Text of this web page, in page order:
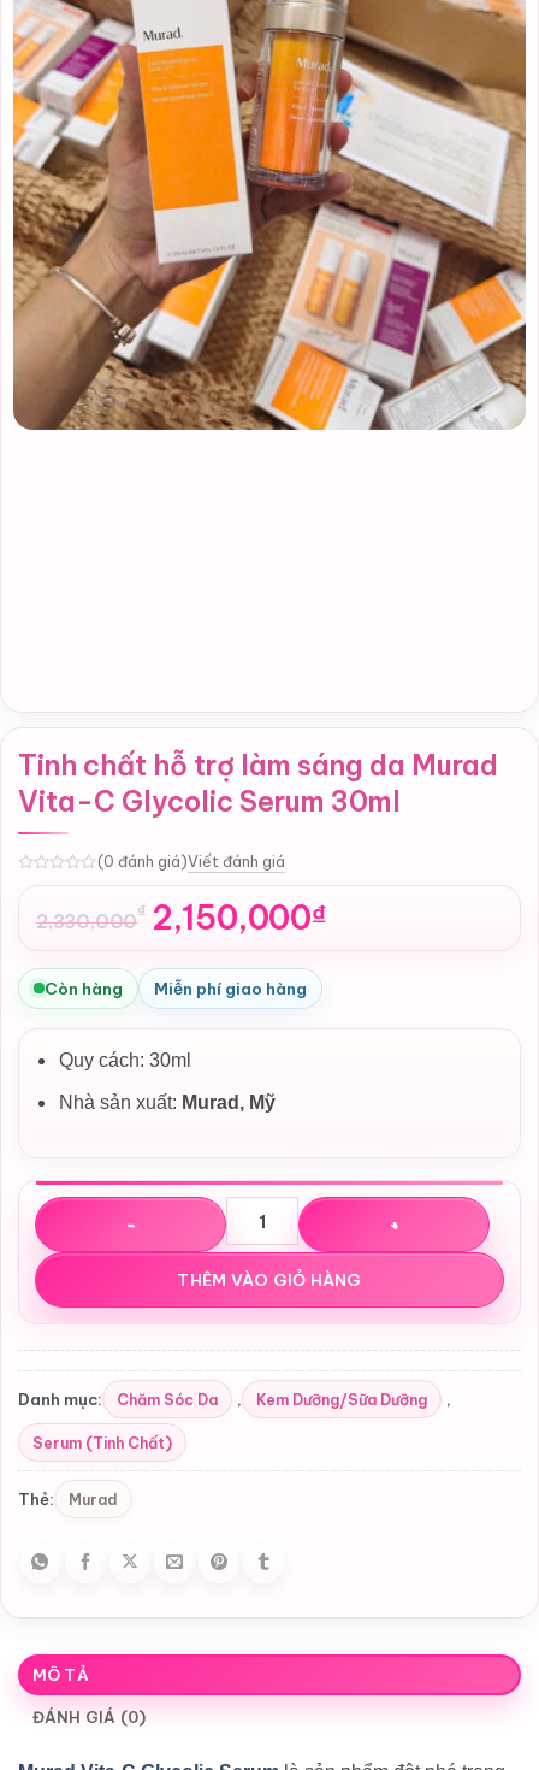
Tinh chất hỗ trợ làm sáng da Murad
Vita-C Glycolic Serum 30ml
(0 đánh giá)Viết đánh giá
2,330,000₫
Giá
gốc
là:
2,330,000₫.
2,150,000₫
Giá
hiện
tại
là:
2,150,000₫.
Còn hàng Miễn phí giao hàng
Quy cách: 30ml
Nhà sản xuất: Murad, Mỹ
Tinh chất hỗ trợ làm sáng da Murad Vita-C Glycolic
THÊM VÀO GIỎ HÀNG
Danh mục: Chăm Sóc Da , Kem Dưỡng/Sữa Dưỡng ,
Serum (Tinh Chất)
Thẻ: Murad
MÔ TẢ
ĐÁNH GIÁ (0)